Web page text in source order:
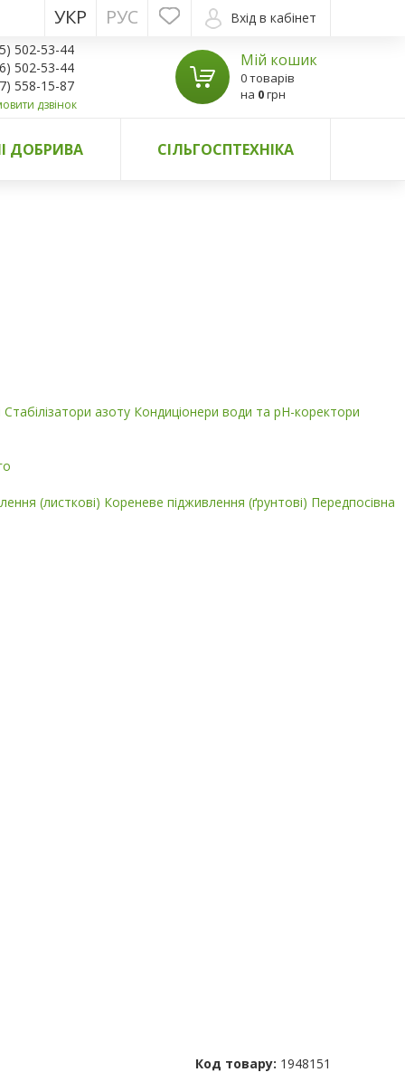
Вхід в кабінет
РУС
УКР
502-53-44
502-53-44
558-15-87
дзвінок
Мій кошик
0 товарів
на 0грн
ДОБРИВА СІЛЬГОСПТЕХНІКА
Стабілізатори азоту Кондиціонери води та pH-коректори
(листкові) Кореневе підживлення (ґрунтові) Передпосівна
Код товару: 1948151